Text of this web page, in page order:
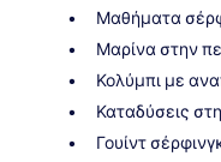
Μαθήματα
Μαρίνα στην
Κολύμπι με
Καταδύσεις
Γουίντ